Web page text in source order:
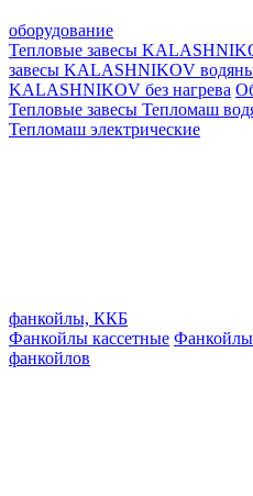
оборудование
Тепловые завесы
завесы KALASHNIKOV
KALASHNIKOV без нагрева
Тепловые завесы Тепломаш
Тепломаш электрические
фанкойлы, ККБ
Фанкойлы кассетные
фанкойлов